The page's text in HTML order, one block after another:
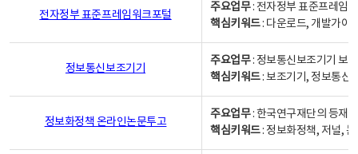
전자정부 표준프레임워크포털
주요업무: 전자정부 표준프레임
핵심키워드: 다운로드, 개발가이
정보통신보조기기
주요업무: 정보통신보조기기 보
핵심키워드: 보조기기, 정보통신
정보화정책 온라인논문투고
주요업무: 한국연구재단의 등재
핵심키워드: 정보화정책, 저널,